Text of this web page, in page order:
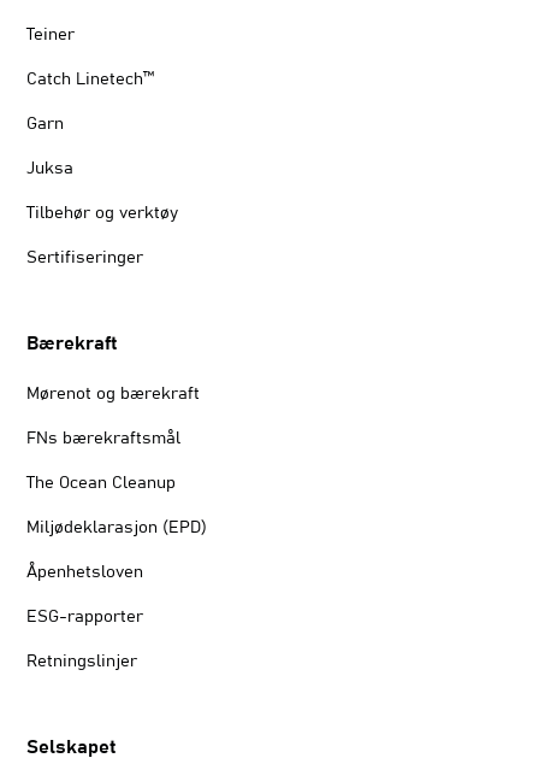
Teiner
Catch Linetech™
Garn
Juksa
Tilbehør og verktøy
Sertifiseringer
Bærekraft
Mørenot og bærekraft
FNs bærekraftsmål
The Ocean Cleanup
Miljødeklarasjon (EPD)
Åpenhetsloven
ESG-rapporter
Retningslinjer
Selskapet